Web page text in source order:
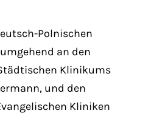
Polnischen
an den
Klinikums
und den
Kliniken